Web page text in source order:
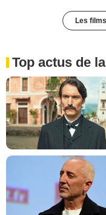
Les
Top actus de